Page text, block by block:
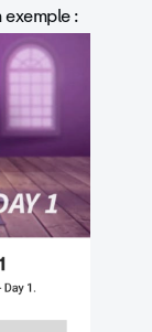
: